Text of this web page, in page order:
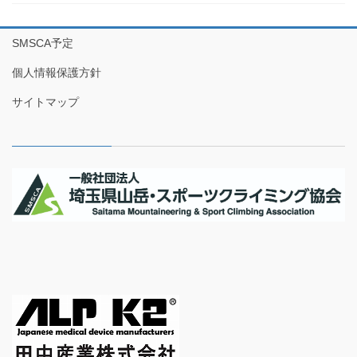
SMSCA予定
個人情報保護方針
サイトマップ